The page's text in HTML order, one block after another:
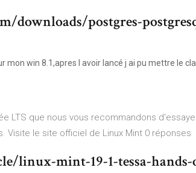
downloads/postgres-
mon win 8.1,apres l avoir lancé j ai pu mettre le
LTS que nous vous recommandons
Visite le site officiel de Linux Mint 0 réponses
linux-mint-19-1-tessa-